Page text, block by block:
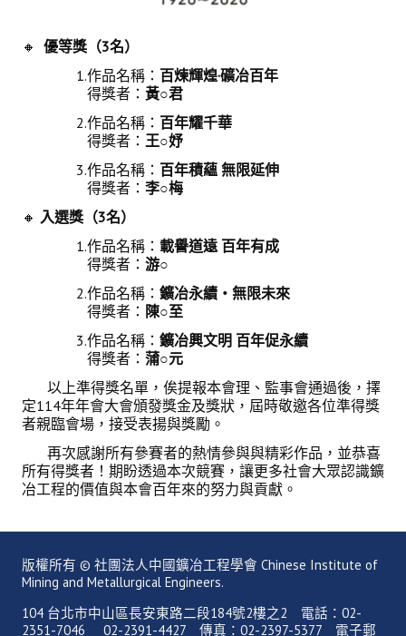
場地租借管理辦法
學會章程
會員代表選舉辦法
追憶盧善棟前理事長
學會獎項
盧善棟獎學金
盧善棟獎學金得獎人
歷年技術獎章得獎人
技術獎章得獎人介紹
歷年大專學生獎勵金得獎人
歷年論文獎得獎人
歷年傑出服務貢獻獎得獎人
本會榮獲內政部104年全國性社會暨職業團體工作品鑑「甲等獎」
本會朱前理事長榮獲2012年第30屆國家傑出總經理獎
🔸 優等獎（3名）
1.作品名稱： 百煉輝煌·礦冶百年
得獎者： 黃○君
2.作品名稱： 百年耀千華
得獎者： 王○妤
3.作品名稱： 百年積蘊 無限延伸
得獎者： 李○梅
🔸 入選獎（3名）
1.作品名稱： 載譽道遠 百年有成
得獎者： 游○
2.作品名稱： 鑛冶永續 ‧ 無限未來
得獎者： 陳○至
3.作品名稱： 鑛冶興文明 百年促永續
得獎者： 蒲○元
以上準得獎名單，俟提報本會理、監事會通過後，擇
定114年年會大會頒發獎金及獎狀，屆時敬邀各位準得獎
者親臨會場，接受表揚與獎勵。
再次感謝所有參賽者的熱情參與與精彩作品，並恭喜
所有得獎者！期盼透過本次競賽，讓更多社會大眾認識鑛
冶工程的價值與本會百年來的努力與貢獻。
版權所有 © 社團法人中國鑛冶工程學會 Chinese Institute of
Mining and Metallurgical Engineers.
104 台北市中山區長安東路二段184號2樓之2 電話：02-
2351-7046 02-2391-4427 傳真：02-2397-5377 電子郵